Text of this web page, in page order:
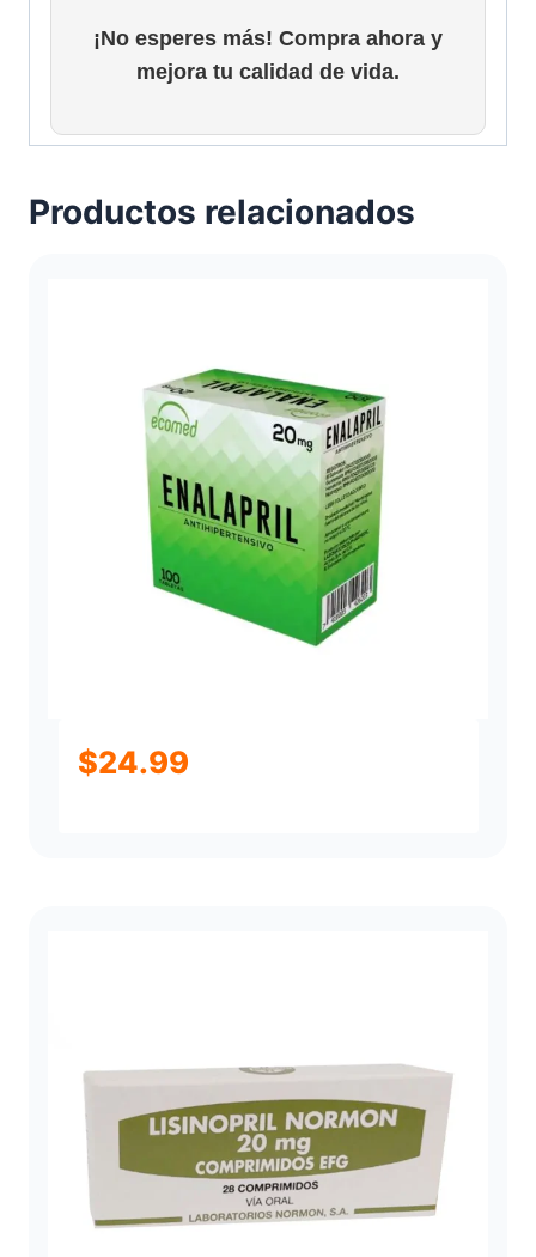
¡No esperes más! Compra ahora y
mejora tu calidad de vida.
Productos relacionados
$24.99